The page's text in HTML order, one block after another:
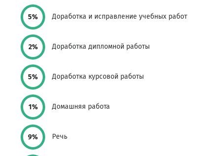
5% Доработка и исправление учебных работ
2% Доработка дипломной работы
5% Доработка курсовой работы
1% Домашняя работа
9% Речь